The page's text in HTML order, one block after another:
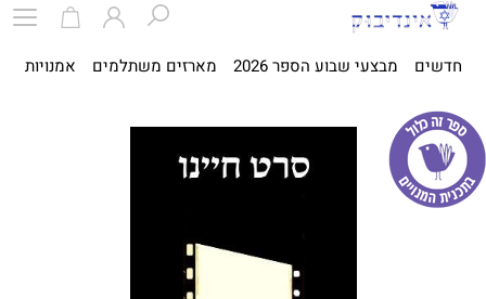
חדשים מבצעי שבוע הספר 2026 מארזים משתלמים אמנויות